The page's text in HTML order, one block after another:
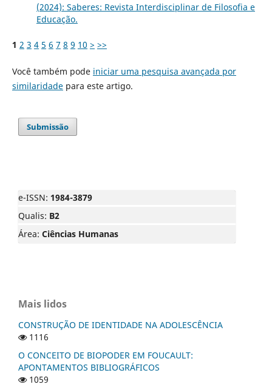
(2024): Saberes: Revista Interdisciplinar de Filosofia e
Educação.
1 2 3 4 5 6 7 8 9 10 > >>
Você também pode iniciar uma pesquisa avançada por
similaridadepara este artigo.
Submissão
e-ISSN: 1984-3879
Qualis: B2
Área: Ciências Humanas
Mais lidos
CONSTRUÇÃO DE IDENTIDADE NA ADOLESCÊNCIA
1116
O CONCEITO DE BIOPODER EM FOUCAULT:
APONTAMENTOS BIBLIOGRÁFICOS
1059